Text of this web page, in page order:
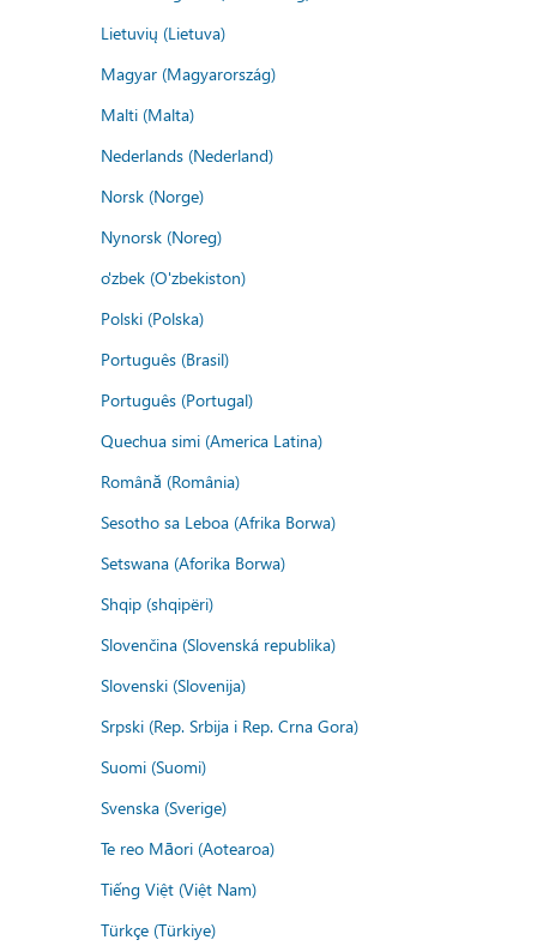
Lietuvių (Lietuva)
Magyar (Magyarország)
Malti (Malta)
Nederlands (Nederland)
Norsk (Norge)
Nynorsk (Noreg)
o'zbek (O'zbekiston)
Polski (Polska)
Português (Brasil)
Português (Portugal)
Quechua simi (America Latina)
Română (România)
Sesotho sa Leboa (Afrika Borwa)
Setswana (Aforika Borwa)
Shqip (shqipëri)
Slovenčina (Slovenská republika)
Slovenski (Slovenija)
Srpski (Rep. Srbija i Rep. Crna Gora)
Suomi (Suomi)
Svenska (Sverige)
Te reo Māori (Aotearoa)
Tiếng Việt (Việt Nam)
Türkçe (Türkiye)